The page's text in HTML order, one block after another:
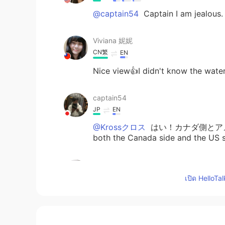
@captain54 Captain I am
Viviana 妮妮
CN繁 EN
Nice view👍I didn't know the
captain54
JP EN
@Krossクロス
はい！カナダ側と
both the Canada side and the
เปิด